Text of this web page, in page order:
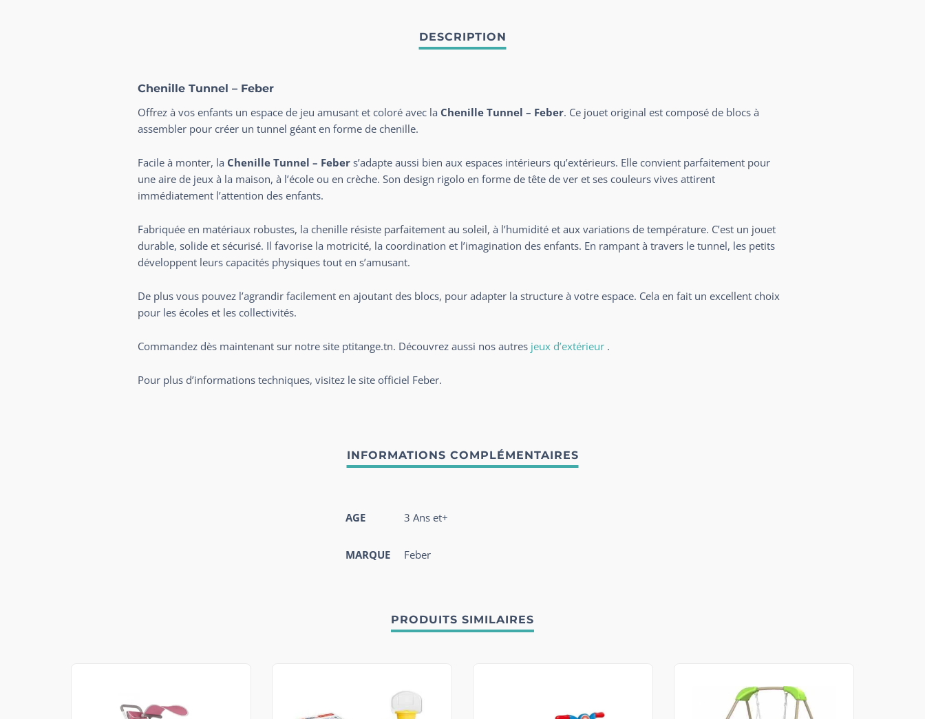
Chenille Tunnel – Feber
Offrez à vos enfants un espace de jeu amusant et coloré avec la Chenille Tunnel – Feber. Ce jouet original est composé de blocs à
assembler pour créer un tunnel géant en forme de chenille.
Facile à monter, la Chenille Tunnel – Febers’adapte aussi bien aux espaces intérieurs qu’extérieurs. Elle convient parfaitement pour
une aire de jeux à la maison, à l’école ou en crèche. Son design rigolo en forme de tête de ver et ses couleurs vives attirent
immédiatement l’attention des enfants.
Fabriquée en matériaux robustes, la chenille résiste parfaitement au soleil, à l’humidité et aux variations de température. C’est un jouet
durable, solide et sécurisé. Il favorise la motricité, la coordination et l’imagination des enfants. En rampant à travers le tunnel, les petits
développent leurs capacités physiques tout en s’amusant.
De plus vous pouvez l’agrandir facilement en ajoutant des blocs, pour adapter la structure à votre espace. Cela en fait un excellent choix
pour les écoles et les collectivités.
Commandez dès maintenant sur notre site ptitange.tn. Découvrez aussi nos autres jeux d’extérieur.
Pour plus d’informations techniques, visitez le site officiel Feber.
AGE 3 Ans et+
MARQUE Feber
PRODUITS SIMILAIRES